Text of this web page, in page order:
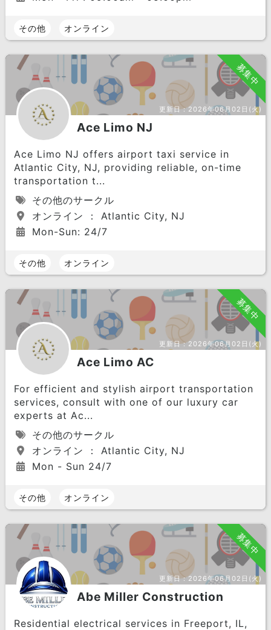
その他 オンライン
募集中
更新日：2026年06月02日(火)
Ace Limo NJ
Ace Limo NJ offers airport taxi service in
Atlantic City, NJ, providing reliable, on-time
transportation t...
その他のサークル
オンライン ： Atlantic City, NJ
Mon-Sun: 24/7
その他 オンライン
募集中
更新日：2026年06月02日(火)
Ace Limo AC
For efficient and stylish airport transportation
services, consult with one of our luxury car
experts at Ac...
その他のサークル
オンライン ： Atlantic City, NJ
Mon - Sun 24/7
その他 オンライン
募集中
更新日：2026年06月02日(火)
Abe Miller Construction
Residential electrical services in Freeport, IL,